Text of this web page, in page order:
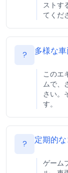
ストす
てくだ
? 多様な
このエ
ムで、
さい。
す。
? 定期的
ゲーム